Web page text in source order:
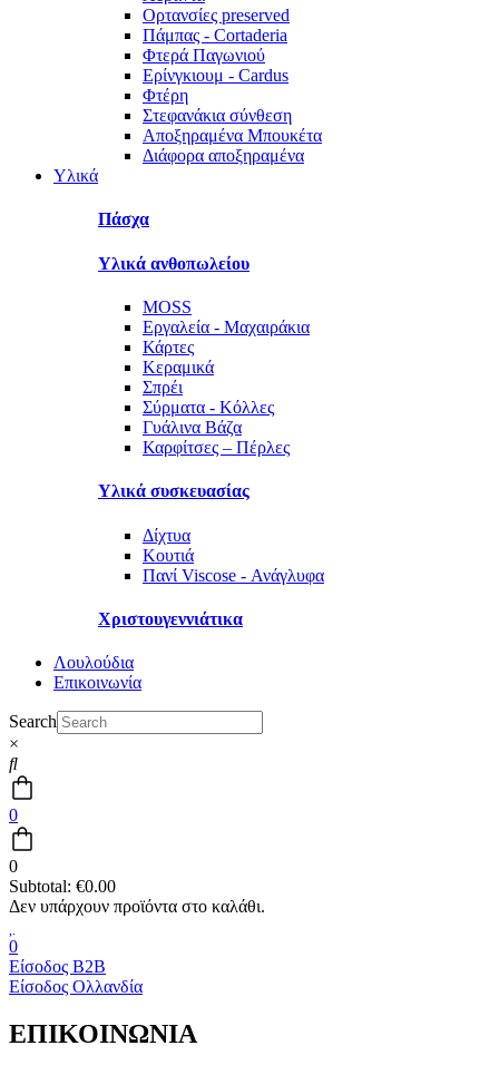
Ορτανσίες preserved
Πάμπας - Cortaderia
Φτερά Παγωνιού
Ερίνγκιουμ - Cardus
Φτέρη
Στεφανάκια σύνθεση
Αποξηραμένα Μπουκέτα
Διάφορα αποξηραμένα
Υλικά
Πάσχα
Υλικά ανθοπωλείου
MOSS
Εργαλεία - Μαχαιράκια
Κάρτες
Κεραμικά
Σπρέι
Σύρματα - Κόλλες
Γυάλινα Βάζα
Καρφίτσες – Πέρλες
Υλικά συσκευασίας
Δίχτυα
Κουτιά
Πανί Viscose - Ανάγλυφα
Χριστουγεννιάτικα
Λουλούδια
Επικοινωνία
Search
×
0
0
Subtotal: €0.00
0
Είσοδος B2B
Είσοδος Ολλανδία
ΕΠΙΚΟΙΝΩΝΙΑ